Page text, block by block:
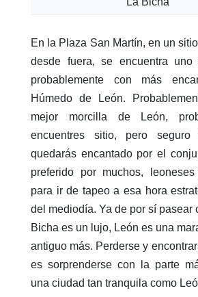
En la Plaza San Martín, en un
desde fuera, se encuentra
probablemente con más
Húmedo de León.
mejor morcilla de León,
encuentres sitio, pero
quedarás encantado por el
preferido por muchos,
para ir de tapeo a esa hora
del mediodía. Ya de por sí pasear
Bicha es un lujo, León es una
antiguo más. Perderse y
es sorprenderse con la parte
una ciudad tan tranquila como